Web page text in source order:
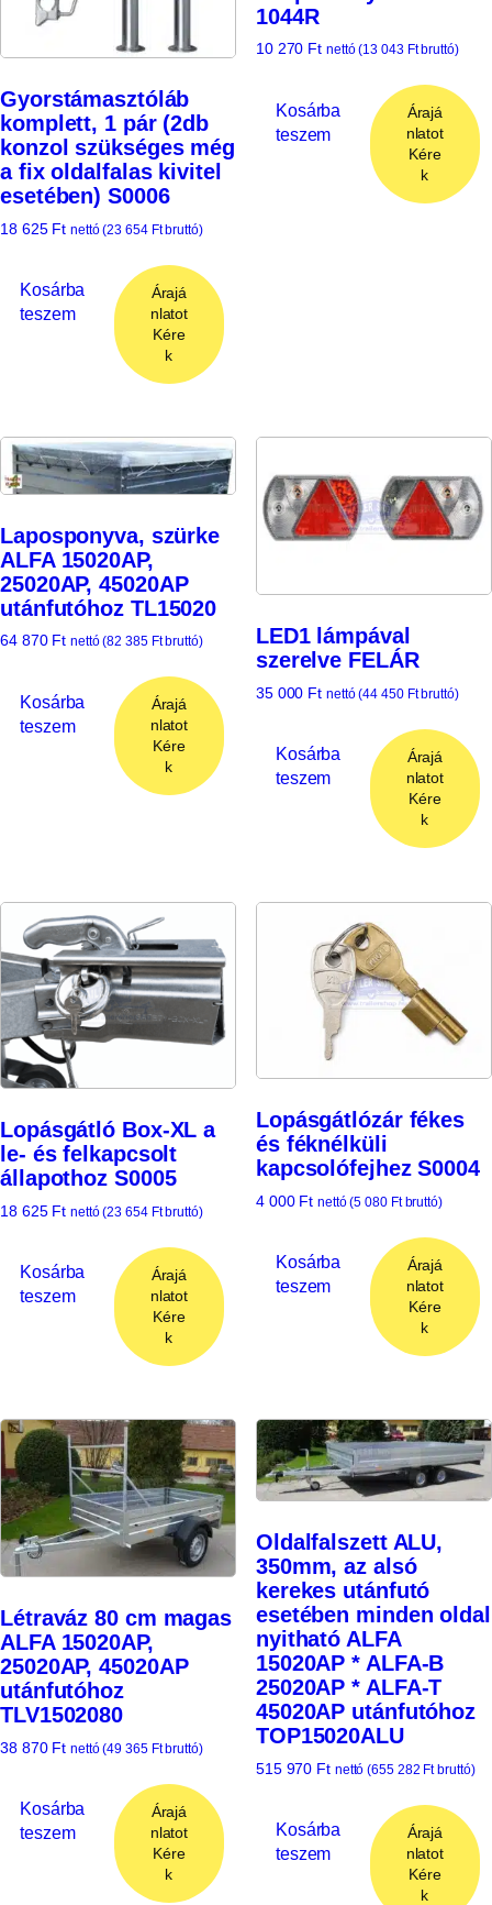
Gyorstámasztóláb
komplett, 1 pár (2db
konzol szükséges még
a fix oldalfalas kivitel
esetében) S0006
18 625 Ft nettó (23 654 Ftbruttó)
Kosárba
teszem
Árajá
nlatot
Kére
k
1044R
10 270 Ft nettó (13 043 Ftbruttó)
Kosárba
teszem
Árajá
nlatot
Kére
k
Laposponyva, szürke
ALFA 15020AP,
25020AP, 45020AP
utánfutóhoz TL15020
64 870 Ft nettó (82 385 Ftbruttó)
Kosárba
teszem
Árajá
nlatot
Kére
k
LED1 lámpával
szerelve FELÁR
35 000 Ft nettó (44 450 Ftbruttó)
Kosárba
teszem
Árajá
nlatot
Kére
k
Lopásgátló Box-XL a
le- és felkapcsolt
állapothoz S0005
18 625 Ft nettó (23 654 Ftbruttó)
Kosárba
teszem
Árajá
nlatot
Kére
k
Lopásgátlózár fékes
és féknélküli
kapcsolófejhez S0004
4 000 Ft nettó (5 080 Ftbruttó)
Kosárba
teszem
Árajá
nlatot
Kére
k
Létraváz 80 cm magas
ALFA 15020AP,
25020AP, 45020AP
utánfutóhoz
TLV1502080
38 870 Ft nettó (49 365 Ftbruttó)
Kosárba
teszem
Árajá
nlatot
Kére
k
Oldalfalszett ALU,
350mm, az alsó
kerekes utánfutó
esetében minden oldal
nyitható ALFA
15020AP * ALFA-B
25020AP * ALFA-T
45020AP utánfutóhoz
TOP15020ALU
515 970 Ft nettó (655 282 Ftbruttó)
Kosárba
teszem
Árajá
nlatot
Kére
k